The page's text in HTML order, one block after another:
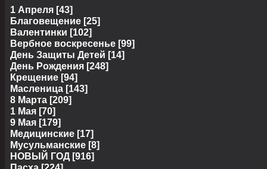
1 Апреля [43]
Благовещение [25]
Валентинки [102]
Вербное воскресенье [99]
День Защиты Детей [14]
День Рождения [248]
Крещение [94]
Масленица [143]
8 Марта [209]
1 Мая [70]
9 Мая [179]
Медицинские [17]
Мусульманские [8]
НОВЫЙ ГОД [916]